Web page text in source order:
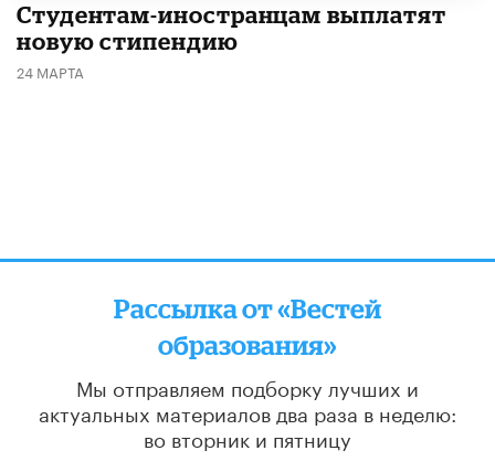
Студентам-иностранцам выплатят
новую стипендию
24 МАРТА
Рассылка от «Вестей
образования»
Мы отправляем подборку лучших и
актуальных материалов два раза в неделю:
во вторник и пятницу